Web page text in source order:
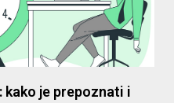
je prepoznati i